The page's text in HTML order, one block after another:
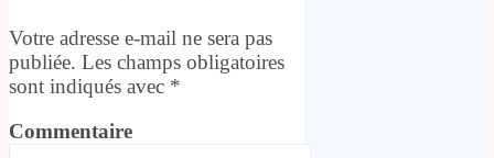
Votre adresse e-mail ne sera pas
publiée. Les champs obligatoires
sont indiqués avec *
Commentaire